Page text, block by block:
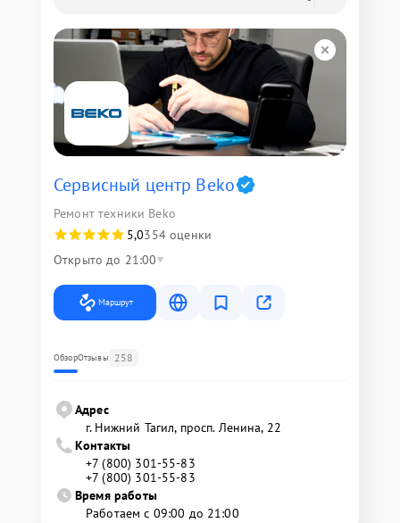
Сервисный центр Beko
Ремонт техники Beko
5,0354 оценки
Открыто до 21:00
Маршрут
ОбзорОтзывы 258
Адрес
г. Нижний Тагил, просп. Ленина, 22
Контакты
+7 (800) 301-55-83
+7 (800) 301-55-83
Время работы
Работаем с 09:00 до 21:00